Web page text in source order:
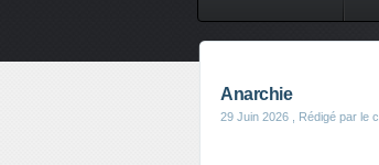
Anarchie
29 Juin 2026 , Rédigé par le